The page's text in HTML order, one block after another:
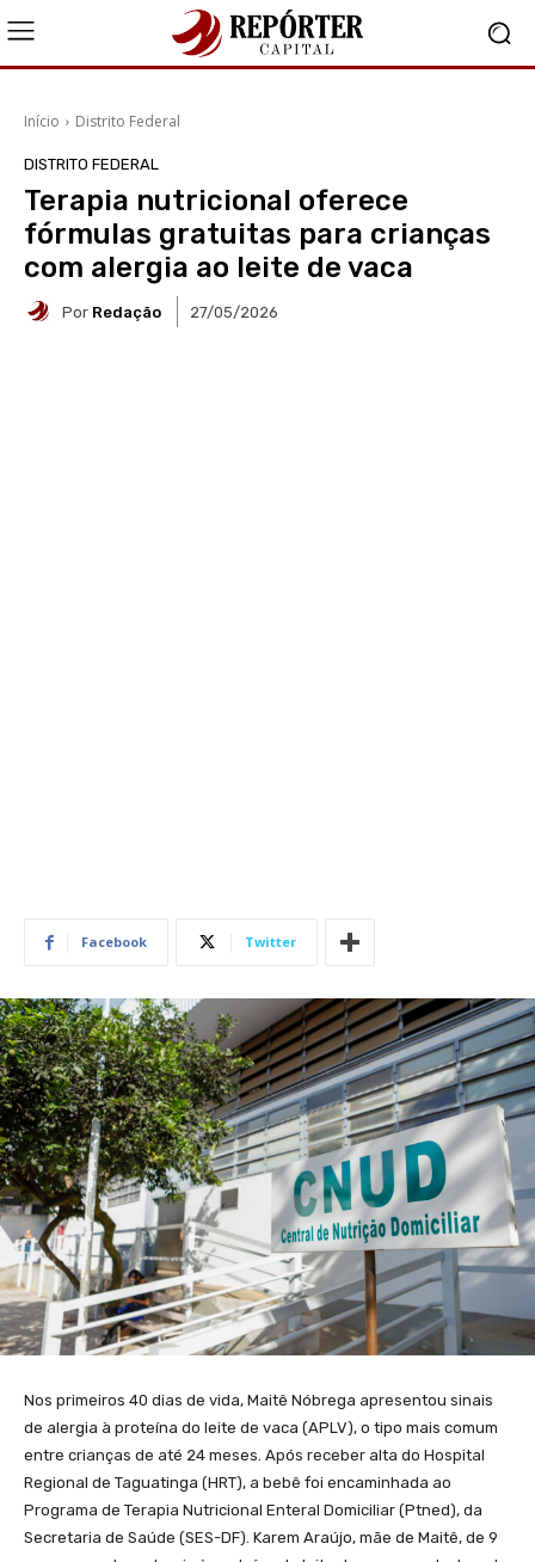
Início Distrito Federal
DISTRITO FEDERAL
Terapia nutricional oferece
fórmulas gratuitas para crianças
com alergia ao leite de vaca
Por Redação 27/05/2026
Facebook Twitter
Nos primeiros 40 dias de vida, Maitê Nóbrega apresentou sinais
de alergia à proteína do leite de vaca (APLV), o tipo mais comum
entre crianças de até 24 meses. Após receber alta do Hospital
Regional de Taguatinga (HRT), a bebê foi encaminhada ao
Programa de Terapia Nutricional Enteral Domiciliar (Ptned), da
Secretaria de Saúde (SES-DF). Karem Araújo, mãe de Maitê, de 9